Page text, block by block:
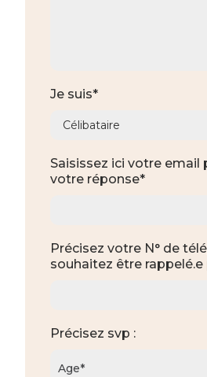
Je suis*
Saisissez ici votre email
votre réponse*
Précisez votre N° de
souhaitez être rappelé.e
Précisez svp :